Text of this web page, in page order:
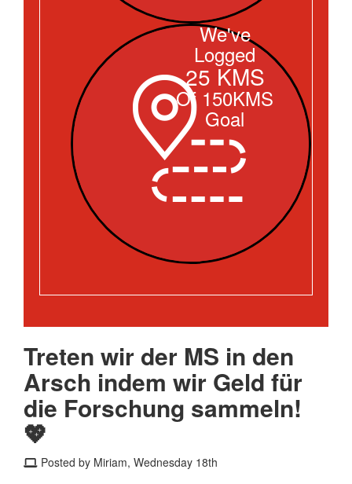
We've
Logged
25 KMS
Of 150KMS
Goal
Treten wir der MS in den
Arsch indem wir Geld für
die Forschung sammeln!
💖
Posted by Miriam, Wednesday 18th